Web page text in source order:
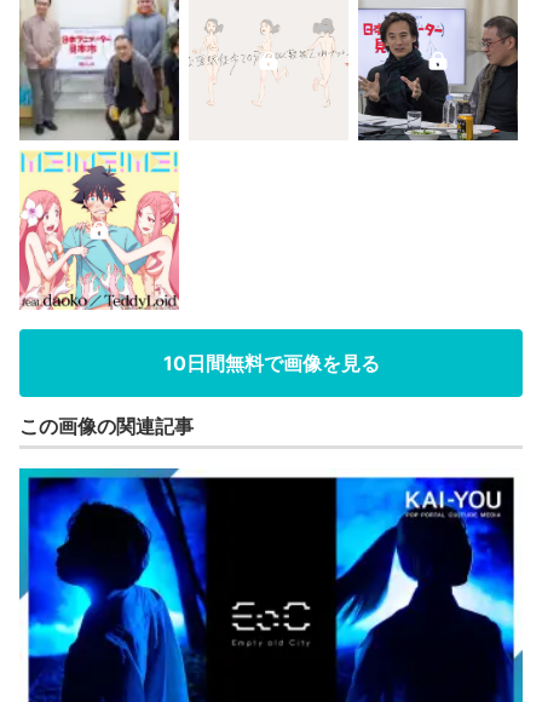
10日間無料で画像を見る
この画像の関連記事